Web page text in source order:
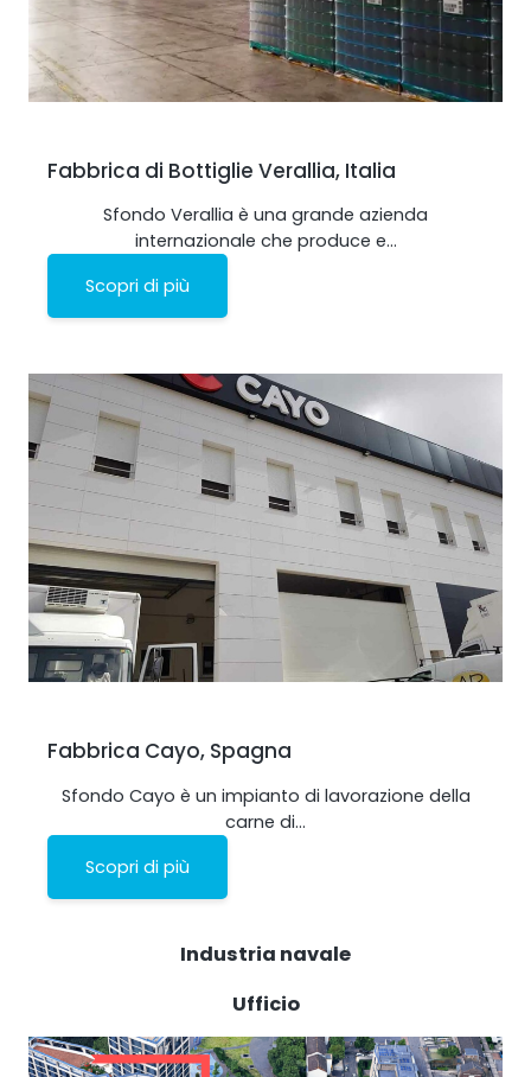
Fabbrica di Bottiglie Verallia, Italia
Sfondo Verallia è una grande azienda
internazionale che produce e…
Scopri di più
Fabbrica Cayo, Spagna
Sfondo Cayo è un impianto di lavorazione della
carne di…
Scopri di più
Industria navale
Ufficio